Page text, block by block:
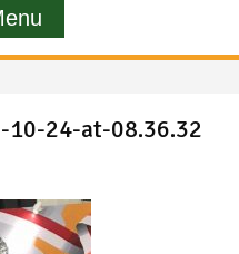
10-24-at-08.36.32